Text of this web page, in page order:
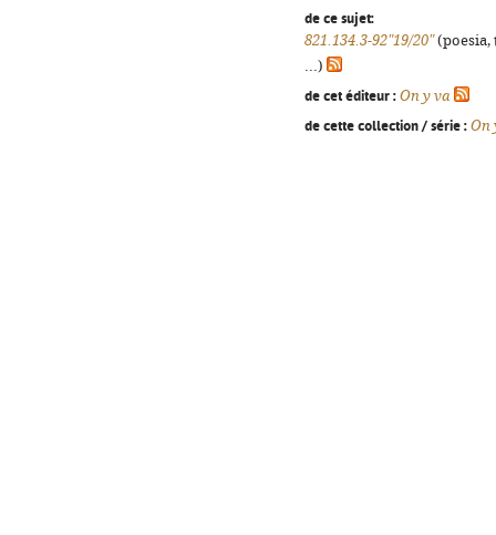
de ce sujet:
821.134.3-92"19/20"(poesia,
...)
de cet éditeur : On y va
de cette collection / série : On